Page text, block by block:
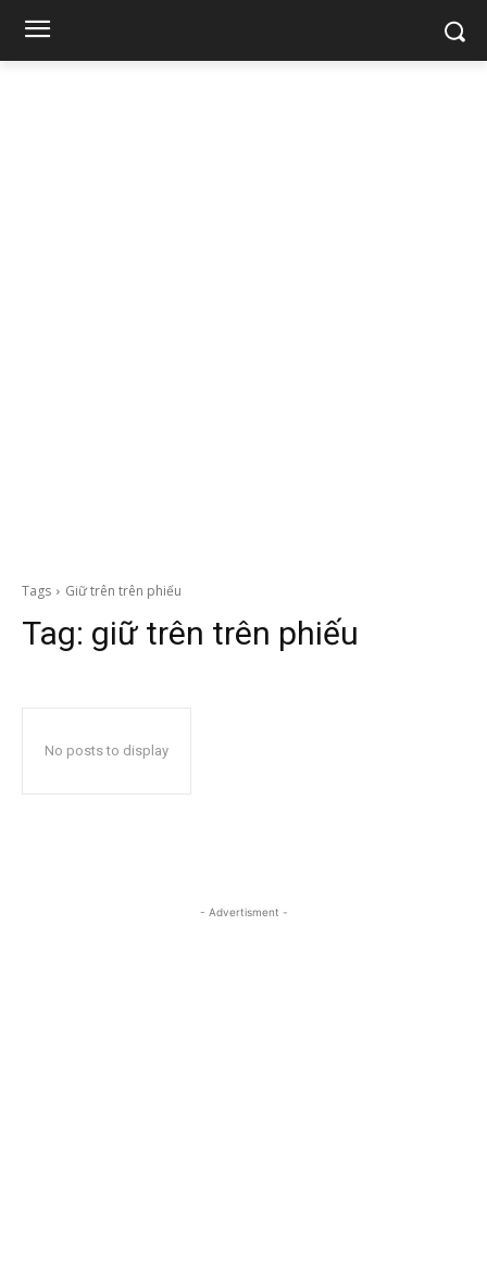
Tags Giữ trên trên phiếu
Tag: giữ trên trên phiếu
No posts to display
- Advertisment -